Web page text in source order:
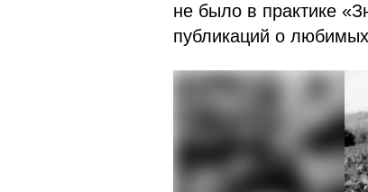
не было в практике
публикаций о